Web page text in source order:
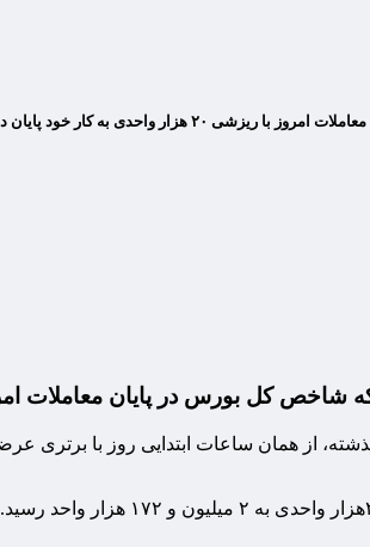
وضعیت این روز های بازار سرمایه تعریف چندانی ندارد
معاملات امروز با ریزشی ۲۰ هزار واحدی به
از همان ساعات ابتدایی روز با برتری